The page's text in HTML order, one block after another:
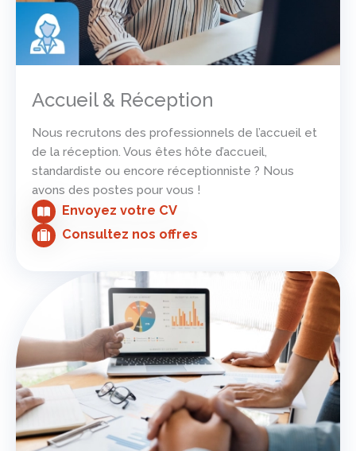
Accueil & Réception
Nous recrutons des professionnels de l’accueil et
de la réception. Vous êtes hôte d’accueil,
standardiste ou encore réceptionniste ? Nous
avons des postes pour vous !
Envoyez votre CV
Consultez nos offres